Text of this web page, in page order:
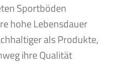
Sportböden
hohe Lebensdauer
als Produkte,
ihre Qualität